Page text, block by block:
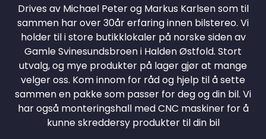
Drives av Michael Peter og Markus Karlsen som til
sammen har over 30år erfaring innen bilstereo. Vi
holder til i store butikklokaler på norske siden av
Gamle Svinesundsbroen i Halden Østfold. Stort
utvalg, og mye produkter på lager gjør at mange
velger oss. Kom innom for råd og hjelp til å sette
sammen en pakke som passer for deg og din bil. Vi
har også monteringshall med CNC maskiner for å
kunne skreddersy produkter til din bil